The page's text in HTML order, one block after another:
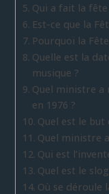
Qui a fait la
Est-ce que la
Pourquoi la
Quelle est la
musique ?
Quel ministre a
en 1976 ?
Quel est le but
Quel ministre
Qui est
Quel est le
Où se déroule